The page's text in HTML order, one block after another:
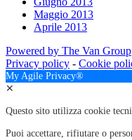
Maggio 2013
Aprile 2013
Powered by The Van Group
Privacy policy - Cookie
My Agile Privacy®
✕
Questo sito utilizza cookie
Puoi accettare, rifiutare o